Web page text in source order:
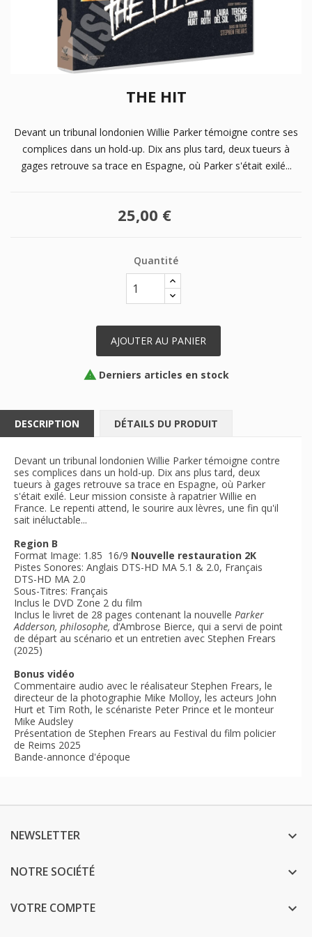
THE HIT
Devant un tribunal londonien Willie Parker témoigne contre ses
complices dans un hold-up. Dix ans plus tard, deux tueurs à
gages retrouve sa trace en Espagne, où Parker s'était exilé...
25,00 €
Quantité
AJOUTER AU PANIER
 Derniers articles en stock
DESCRIPTION DÉTAILS DU PRODUIT
Devant un tribunal londonien Willie Parker témoigne contre
ses complices dans un hold-up. Dix ans plus tard, deux
tueurs à gages retrouve sa trace en Espagne, où Parker
s'était exilé. Leur mission consiste à rapatrier Willie en
France. Le repenti attend, le sourire aux lèvres, une fin qu'il
sait inéluctable...
Region B
Format Image: 1.85 16/9 Nouvelle restauration 2K
Pistes Sonores: Anglais DTS-HD MA 5.1 & 2.0, Français
DTS-HD MA 2.0
Sous-Titres: Français
Inclus le DVD Zone 2 du film
Inclus le livret de 28 pages contenant la nouvelle Parker
Adderson, philosophe, d’Ambrose Bierce, qui a servi de point
de départ au scénario et un entretien avec Stephen Frears
(2025)
Bonus vidéo
Commentaire audio avec le réalisateur Stephen Frears, le
directeur de la photographie Mike Molloy, les acteurs John
Hurt et Tim Roth, le scénariste Peter Prince et le monteur
Mike Audsley
Présentation de Stephen Frears au Festival du film policier
de Reims 2025
Bande-annonce d'époque
NEWSLETTER 
NOTRE SOCIÉTÉ 
VOTRE COMPTE 